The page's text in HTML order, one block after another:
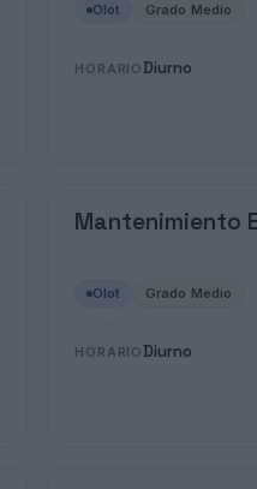
Olot Grado Medio
HORARIO Diurno
Mantenimiento
Olot Grado Medio
HORARIO Diurno